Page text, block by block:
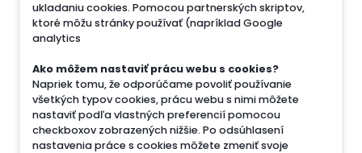
ukladaniu cookies. Pomocou partnerských skriptov,
ktoré môžu stránky používať (napríklad Google
analytics
Ako môžem nastaviť prácu webu s cookies?
Napriek tomu, že odporúčame povoliť používanie
všetkých typov cookies, prácu webu s nimi môžete
nastaviť podľa vlastných preferencií pomocou
checkboxov zobrazených nižšie. Po odsúhlasení
nastavenia práce s cookies môžete zmeniť svoje